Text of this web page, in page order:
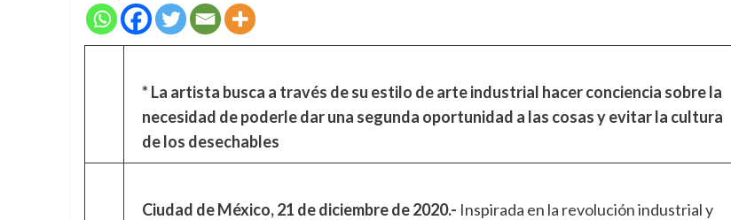
* La artista busca a través de su estilo de arte industrial hacer conciencia sobre la
necesidad de poderle dar una segunda oportunidad a las cosas y evitar la cultura
de los desechables
Ciudad de México, 21 de diciembre de 2020.- Inspirada en la revolución industrial y